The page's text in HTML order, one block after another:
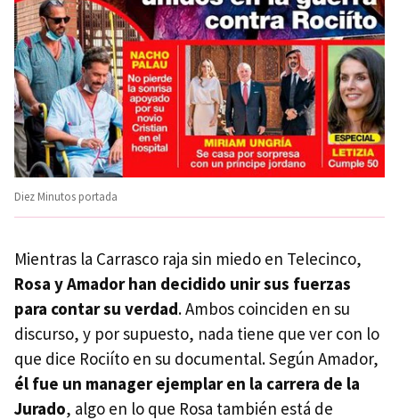
Diez Minutos portada
Mientras la Carrasco raja sin miedo en Telecinco,
Rosa y Amador han decidido unir sus fuerzas
para contar su verdad. Ambos coinciden en su
discurso, y por supuesto, nada tiene que ver con lo
que dice Rociíto en su documental. Según Amador,
él fue un manager ejemplar en la carrera de la
Jurado, algo en lo que Rosa también está de